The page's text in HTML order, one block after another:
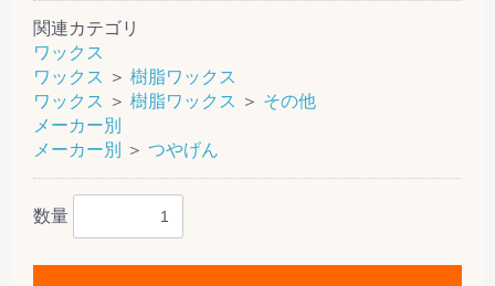
関連カテゴリ
ワックス
ワックス ＞ 樹脂ワックス
ワックス ＞ 樹脂ワックス ＞ その他
メーカー別
メーカー別
＞ つやげん
数量